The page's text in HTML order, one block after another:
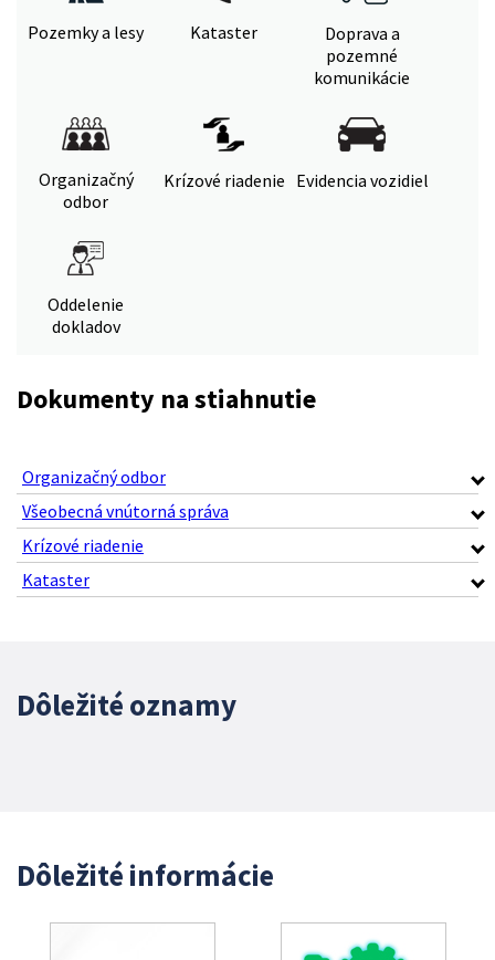
Pozemky a lesy Kataster
Doprava a
pozemné
komunikácie
Organizačný
odbor
Krízové riadenie Evidencia vozidiel
Oddelenie
dokladov
Dokumenty na stiahnutie
Organizačný odbor
Všeobecná vnútorná správa
Krízové riadenie
Kataster
Dôležité oznamy
Dôležité informácie